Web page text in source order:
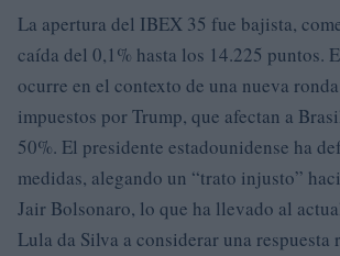
La apertura del IBEX 35 fue bajista,
caída del 0,1% hasta los 14.225 puntos.
ocurre en el contexto de una nueva
impuestos por Trump, que afectan a
50%. El presidente estadounidense ha
medidas, alegando un “trato injusto”
Jair Bolsonaro, lo que ha llevado al
Lula da Silva a considerar una respuesta